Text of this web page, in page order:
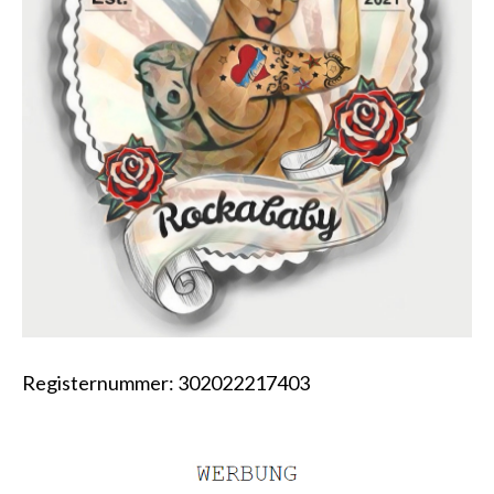
Registernummer: 302022217403